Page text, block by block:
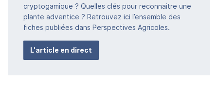
cryptogamique ? Quelles clés pour reconnaitre une
plante adventice ? Retrouvez ici l’ensemble des
fiches publiées dans Perspectives Agricoles.
L'article en direct